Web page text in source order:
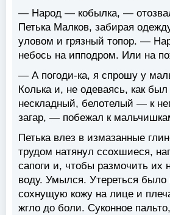
— Народ — кобылка, —
Петька Малков, забирая
уловом и грязный топор. —
небось на ипподром. Или на
— А погоди-ка, я спрошу у
Колька и, не одеваясь, как
нескладный, белотелый — к
загар, — побежал к
Петька влез в измазанные
трудом натянул ссохшиеся,
сапоги и, чтобы размочить их
воду. Умылся. Утереться
сохнущую кожу на лице и
жгло до боли. Суконное